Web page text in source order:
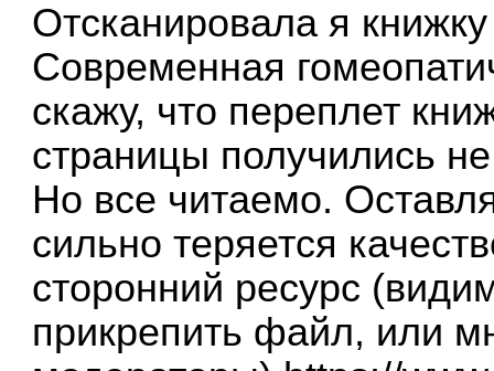
Отсканировала я
Современная
скажу, что переплет
страницы получились
Но все читаемо.
сильно теряется
сторонний ресурс
прикрепить файл, или